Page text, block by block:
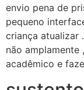
envio pena de
pequeno
criança atualizar
não
acadêmico e